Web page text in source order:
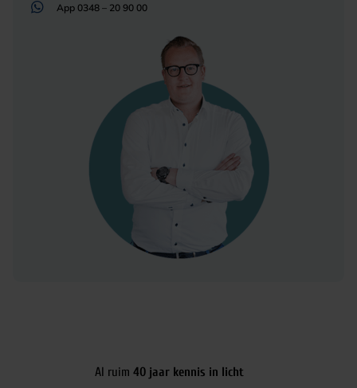
App 0348 – 20 90 00
Al ruim 40 jaar kennis in licht